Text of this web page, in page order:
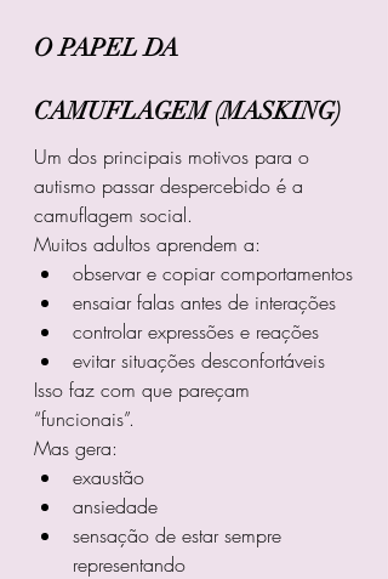
O PAPEL DA
CAMUFLAGEM (MASKING)
Um dos principais motivos para o
autismo passar despercebido é a
camuflagem social.
Muitos adultos aprendem a:
observar e copiar comportamentos
ensaiar falas antes de interações
controlar expressões e reações
evitar situações desconfortáveis
Isso faz com que pareçam
“funcionais”.
Mas gera:
exaustão
ansiedade
sensação de estar sempre
representando